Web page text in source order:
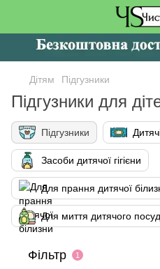
Дітям Підгузники
Підгузники для
Підгузники
Засоби дитячої гігієни
Для прання дитячої
Для миття дитячого
Фільтр 1